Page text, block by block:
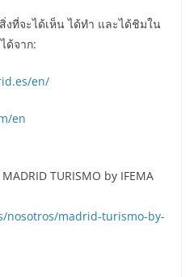
งที่จะได้เห็น ได้ทำ และได้ชิมใน
ด้จาก:
en/
en
TURISMO by IFEMA
nosotros/madrid-turismo-by-